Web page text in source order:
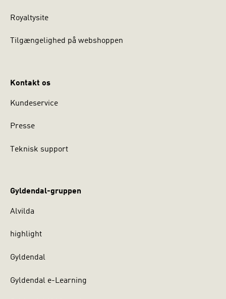
Royaltysite
Tilgængelighed på webshoppen
Kontakt os
Kundeservice
Presse
Teknisk support
Gyldendal-gruppen
Alvilda
highlight
Gyldendal
Gyldendal e-Learning